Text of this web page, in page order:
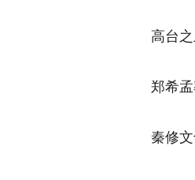
高台之
郑希孟
秦修文